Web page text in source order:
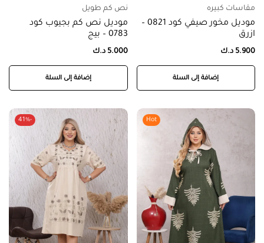
مقاسات كبيره
موديل مخور صيفي كود 0821 –
ازرق
5.900 د.ك
إضافة إلى السلة
نص كم طويل
موديل نص كم بجيوب كود
0783 – بيج
5.000 د.ك
إضافة إلى السلة
Hot
-41%